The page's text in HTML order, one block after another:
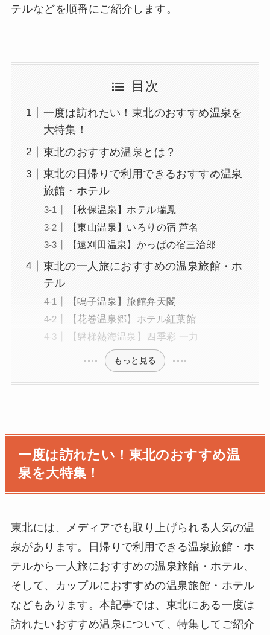
テルなどを順番にご紹介します。
目次
一度は訪れたい！東北のおすすめ温泉を
大特集！
東北のおすすめ温泉とは？
東北の日帰りで利用できるおすすめ温泉
旅館・ホテル
【秋保温泉】ホテル瑞鳳
【東山温泉】いろりの宿 芦名
【遠刈田温泉】かっぱの宿三治郎
東北の一人旅におすすめの温泉旅館・ホ
テル
【鳴子温泉】旅館弁天閣
【花巻温泉郷】ホテル紅葉館
【磐梯熱海温泉】四季彩 一力
もっと見る
一度は訪れたい！東北のおすすめ温
泉を大特集！
東北には、メディアでも取り上げられる人気の温
泉があります。日帰りで利用できる温泉旅館・ホ
テルから一人旅におすすめの温泉旅館・ホテル、
そして、カップルにおすすめの温泉旅館・ホテル
などもあります。本記事では、東北にある一度は
訪れたいおすすめ温泉について、特集してご紹介